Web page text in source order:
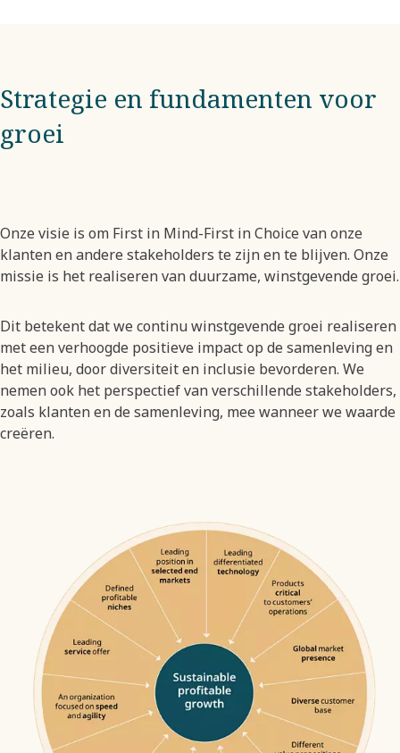
Strategie en fundamenten voor
groei
Onze visie is om First in Mind-First in Choice van onze
klanten en andere stakeholders te zijn en te blijven. Onze
missie is het realiseren van duurzame, winstgevende groei.
Dit betekent dat we continu winstgevende groei realiseren
met een verhoogde positieve impact op de samenleving en
het milieu, door diversiteit en inclusie bevorderen. We
nemen ook het perspectief van verschillende stakeholders,
zoals klanten en de samenleving, mee wanneer we waarde
creëren.